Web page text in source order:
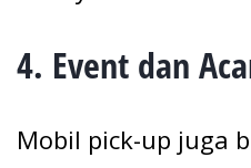
4. Event dan
Mobil pick-up juga